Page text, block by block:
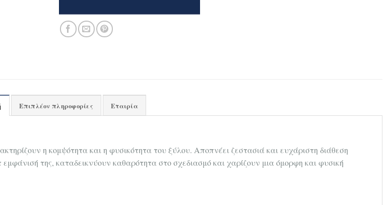
Επιπλέον πληροφορίες Εταιρία
η κομψότητα και η φυσικότητα του ξύλου. Αποπνέει ζεστασιά και ευχάριστη διάθεση
της, καταδεικνύουν καθαρότητα στο σχεδιασμό και χαρίζουν μια όμορφη και φυσική